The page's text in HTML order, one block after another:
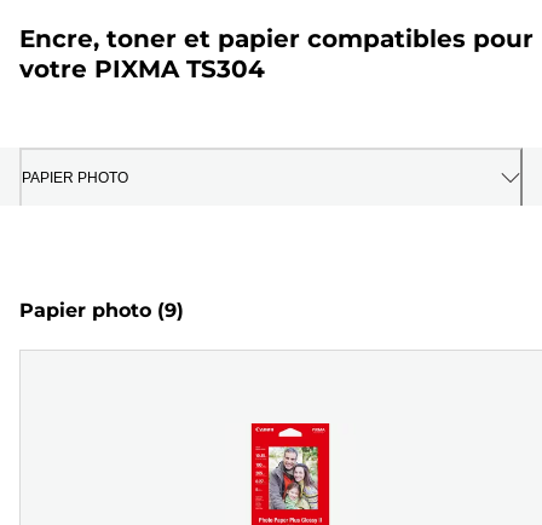
Encre, toner et papier compatibles pour
votre PIXMA TS304
PAPIER PHOTO
Papier photo (9)